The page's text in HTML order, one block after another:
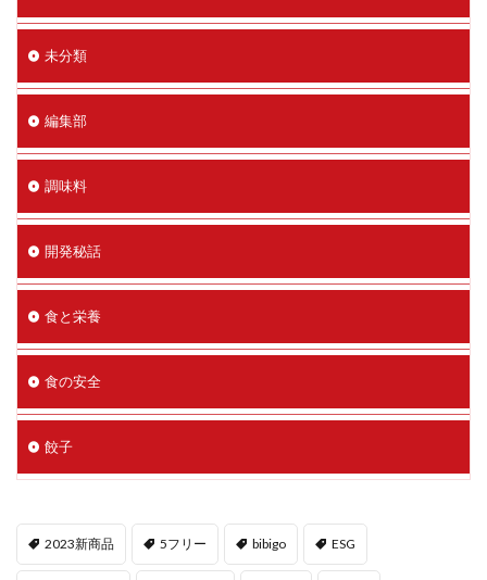
未分類
編集部
調味料
開発秘話
食と栄養
食の安全
餃子
2023新商品 5フリー bibigo ESG